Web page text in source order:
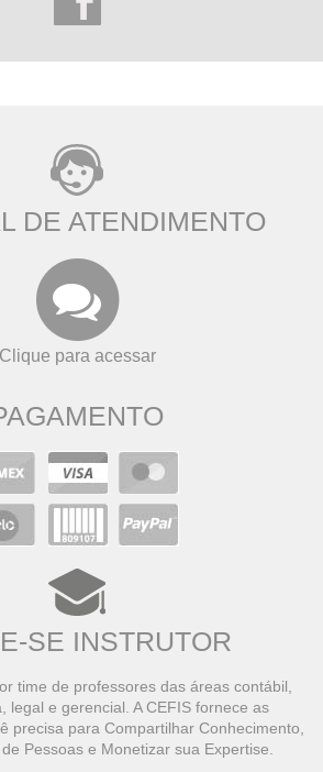
DE ATENDIMENTO
Clique para acessar
SE INSTRUTOR
time de professores das áreas contábil,
legal e gerencial. A CEFIS fornece as
precisa para Compartilhar Conhecimento,
Pessoas e Monetizar sua Expertise.